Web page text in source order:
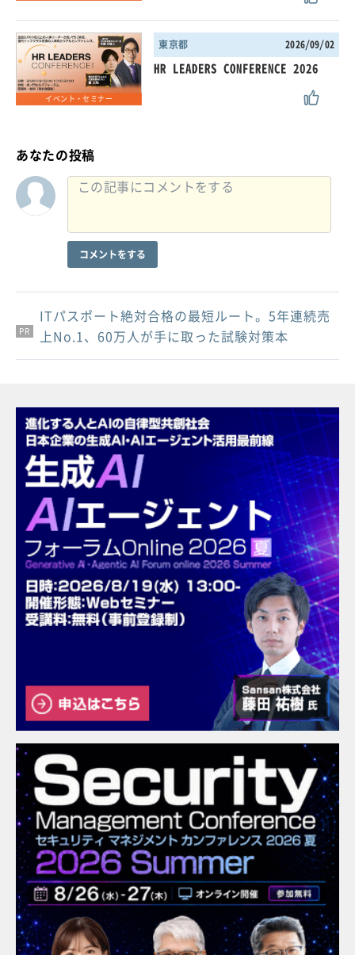
イベント・セミナー
東京都 2026/09/02
HR LEADERS CONFERENCE 2026
あなたの投稿
コメントをする
PR
PR
PR
ITパスポート絶対合格の最短ルート。5年連続売
上No.1、60万人が手に取った試験対策本